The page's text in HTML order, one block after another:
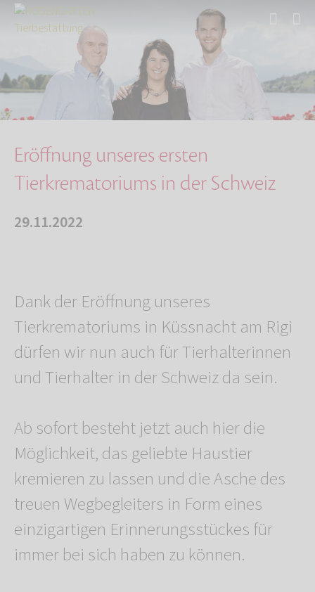
Über uns
Aktuelles
Eröffnung unseres ersten Tierkrematoriums in …
Eröffnung unseres ersten
Tierkrematoriums in der Schweiz
29.11.2022
Dank der Eröffnung unseres
Tierkrematoriums in Küssnacht am Rigi
dürfen wir nun auch für Tierhalterinnen
und Tierhalter in der Schweiz da sein.
Ab sofort besteht jetzt auch hier die
Möglichkeit, das geliebte Haustier
kremieren zu lassen und die Asche des
treuen Wegbegleiters in Form eines
einzigartigen Erinnerungsstückes für
immer bei sich haben zu können.